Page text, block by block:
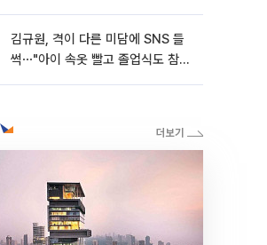
김규원, 격이 다른 미담에 SNS 들
썩⋯"아이 속옷 빨고 졸업식도 참